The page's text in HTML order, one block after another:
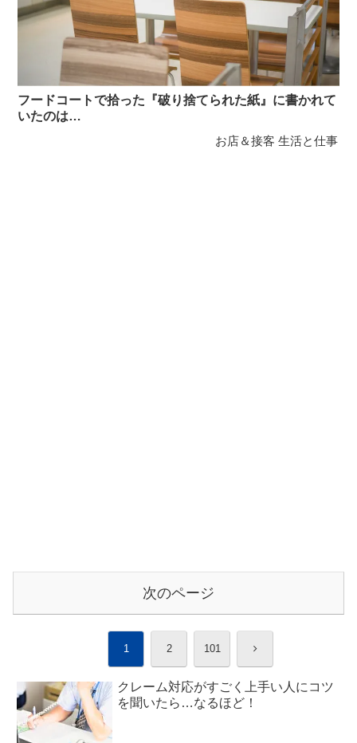
フードコートで拾った『破り捨てられた紙』に書かれて
いたのは…
お店＆接客 生活と仕事
次のページ
1 2 101 次
へ
クレーム対応がすごく上手い人にコツ
を聞いたら…なるほど！